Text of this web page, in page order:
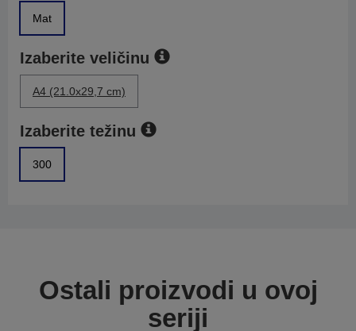
Mat
Izaberite veličinu
A4 (21.0x29,7 cm)
Izaberite težinu
300
Ostali proizvodi u ovoj
seriji